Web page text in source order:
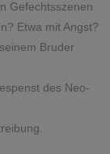
Gefechtsszenen
Etwa mit Angst?
Bruder
des Neo-